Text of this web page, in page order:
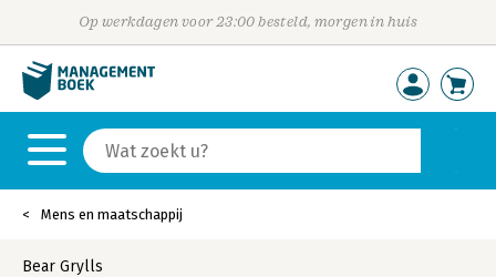
Op werkdagen voor 23:00 besteld, morgen in huis
Mens en maatschappij
Bear Grylls